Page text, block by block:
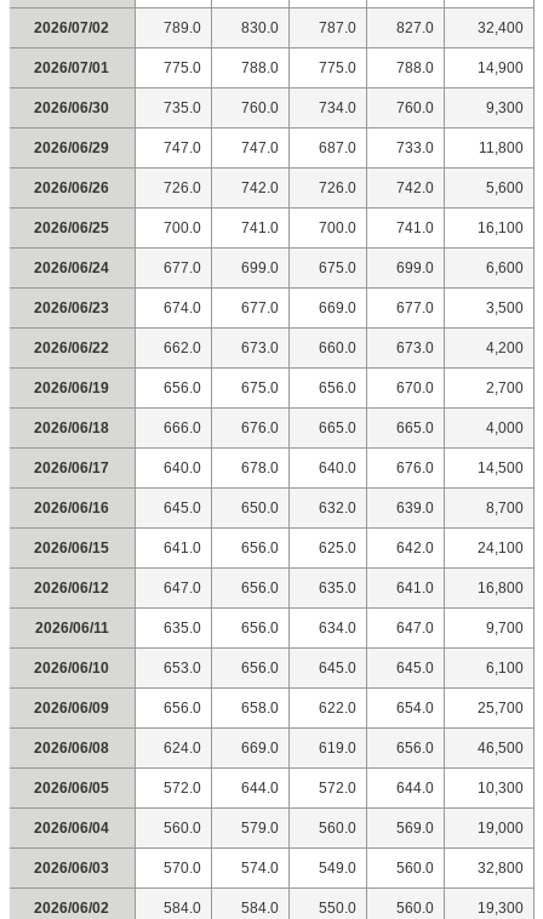
2026/07/02 789.0 830.0 787.0 827.0 32,400
2026/07/01 775.0 788.0 775.0 788.0 14,900
2026/06/30 735.0 760.0 734.0 760.0 9,300
2026/06/29 747.0 747.0 687.0 733.0 11,800
2026/06/26 726.0 742.0 726.0 742.0 5,600
2026/06/25 700.0 741.0 700.0 741.0 16,100
2026/06/24 677.0 699.0 675.0 699.0 6,600
2026/06/23 674.0 677.0 669.0 677.0 3,500
2026/06/22 662.0 673.0 660.0 673.0 4,200
2026/06/19 656.0 675.0 656.0 670.0 2,700
2026/06/18 666.0 676.0 665.0 665.0 4,000
2026/06/17 640.0 678.0 640.0 676.0 14,500
2026/06/16 645.0 650.0 632.0 639.0 8,700
2026/06/15 641.0 656.0 625.0 642.0 24,100
2026/06/12 647.0 656.0 635.0 641.0 16,800
2026/06/11 635.0 656.0 634.0 647.0 9,700
2026/06/10 653.0 656.0 645.0 645.0 6,100
2026/06/09 656.0 658.0 622.0 654.0 25,700
2026/06/08 624.0 669.0 619.0 656.0 46,500
2026/06/05 572.0 644.0 572.0 644.0 10,300
2026/06/04 560.0 579.0 560.0 569.0 19,000
2026/06/03 570.0 574.0 549.0 560.0 32,800
2026/06/02 584.0 584.0 550.0 560.0 19,300